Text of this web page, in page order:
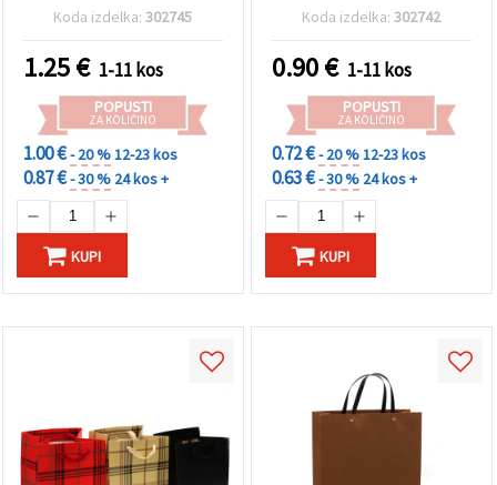
Koda izdelka:302745
1.25€ 1-11 kos
POPUSTI
ZA KOLIČINO
1.00 €- 20 %12-23 kos
0.87 €- 30 % 24 kos +
KUPI
Koda izdelka:302742
0.90€ 1-11 kos
POPUSTI
ZA KOLIČINO
0.72 €- 20 %12-23 kos
0.63 €- 30 % 24 kos +
KUPI